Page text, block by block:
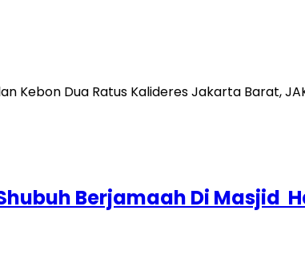
Kebon Dua Ratus Kalideres Jakarta Barat,
Berjamaah Di Masjid